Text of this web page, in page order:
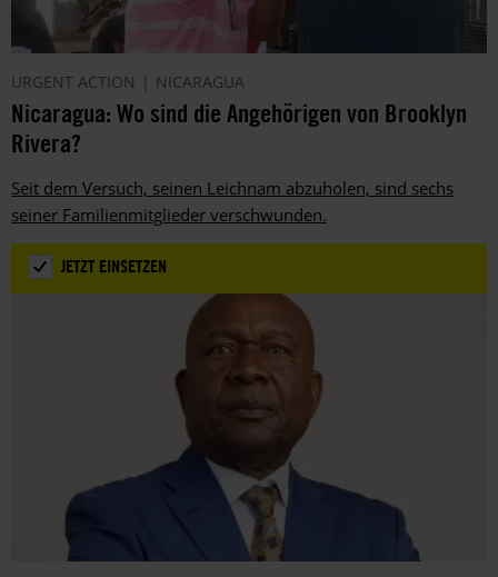
URGENT ACTION NICARAGUA
Nicaragua: Wo sind die Angehörigen von Brooklyn
Rivera?
Seit dem Versuch, seinen Leichnam abzuholen, sind sechs
seiner Familienmitglieder verschwunden.
JETZT EINSETZEN